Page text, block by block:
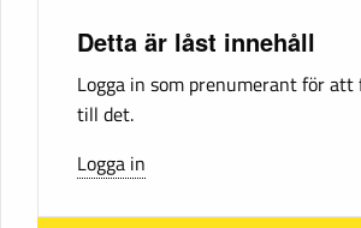
Detta är låst innehåll
Logga in som prenumerant för
till det.
Logga in